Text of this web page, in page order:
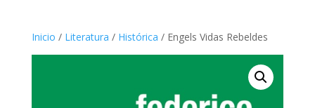
Inicio / Literatura / Histórica / Engels Vidas Rebeldes